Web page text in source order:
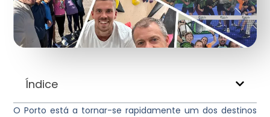
Índice
O Porto está a tornar-se rapidamente um dos destinos